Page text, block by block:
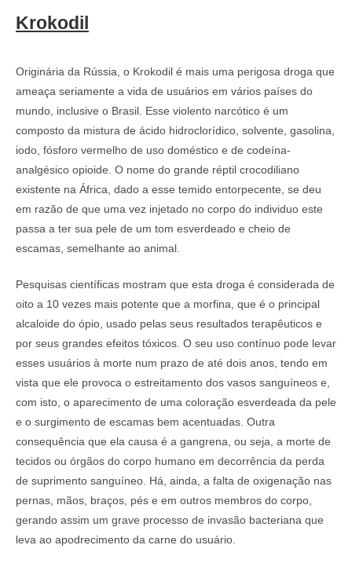
Krokodil
Originária da Rússia, o Krokodil é mais uma perigosa droga que
ameaça seriamente a vida de usuários em vários países do
mundo, inclusive o Brasil. Esse violento narcótico é um
composto da mistura de ácido hidroclorídico, solvente, gasolina,
iodo, fósforo vermelho de uso doméstico e de codeína-
analgésico opioide. O nome do grande réptil crocodiliano
existente na África, dado a esse temido entorpecente, se deu
em razão de que uma vez injetado no corpo do individuo este
passa a ter sua pele de um tom esverdeado e cheio de
escamas, semelhante ao animal.
Pesquisas científicas mostram que esta droga é considerada de
oito a 10 vezes mais potente que a morfina, que é o principal
alcaloide do ópio, usado pelas seus resultados terapêuticos e
por seus grandes efeitos tóxicos. O seu uso contínuo pode levar
esses usuários à morte num prazo de até dois anos, tendo em
vista que ele provoca o estreitamento dos vasos sanguíneos e,
com isto, o aparecimento de uma coloração esverdeada da pele
e o surgimento de escamas bem acentuadas. Outra
consequência que ela causa é a gangrena, ou seja, a morte de
tecidos ou órgãos do corpo humano em decorrência da perda
de suprimento sanguíneo. Há, ainda, a falta de oxigenação nas
pernas, mãos, braços, pés e em outros membros do corpo,
gerando assim um grave processo de invasão bacteriana que
leva ao apodrecimento da carne do usuário.